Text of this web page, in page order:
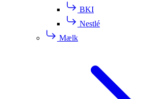
BKI
Nestlé
Mælk